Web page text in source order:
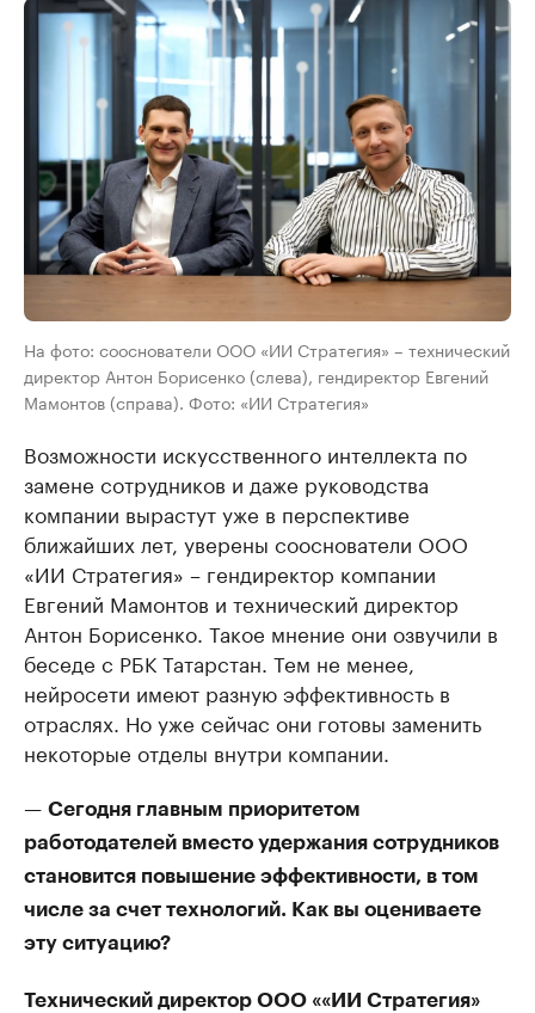
На фото: сооснователи ООО «ИИ Стратегия» – технический
директор Антон Борисенко (слева), гендиректор Евгений
Мамонтов (справа). Фото: «ИИ Стратегия»
Возможности искусственного интеллекта по
замене сотрудников и даже руководства
компании вырастут уже в перспективе
ближайших лет, уверены сооснователи ООО
«ИИ Стратегия» – гендиректор компании
Евгений Мамонтов и технический директор
Антон Борисенко. Такое мнение они озвучили в
беседе с РБК Татарстан. Тем не менее,
нейросети имеют разную эффективность в
отраслях. Но уже сейчас они готовы заменить
некоторые отделы внутри компании.
— Сегодня главным приоритетом
работодателей вместо удержания сотрудников
становится повышение эффективности, в том
числе за счет технологий. Как вы оцениваете
эту ситуацию?
Технический директор ООО ««ИИ Стратегия»